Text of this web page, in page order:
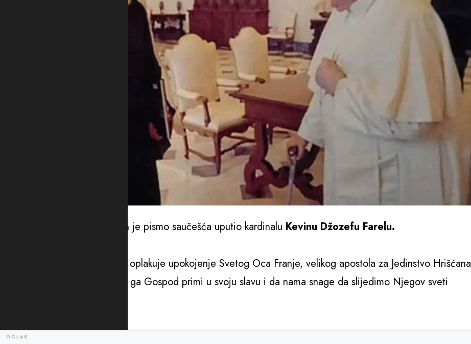
Kako je saopšteno iz CPC, on je pismo saučešća uputio kardinalu Kevinu Džozefu Farelu.
Pravoslavna Crkva Crne Gore oplakuje upokojenje Svetog Oca Franje, velikog apostola za Jedinstvo Hrišćana
i za odbranu Tvorevine. Neka ga Gospod primi u svoju slavu i da nama snage da slijedimo Njegov sveti